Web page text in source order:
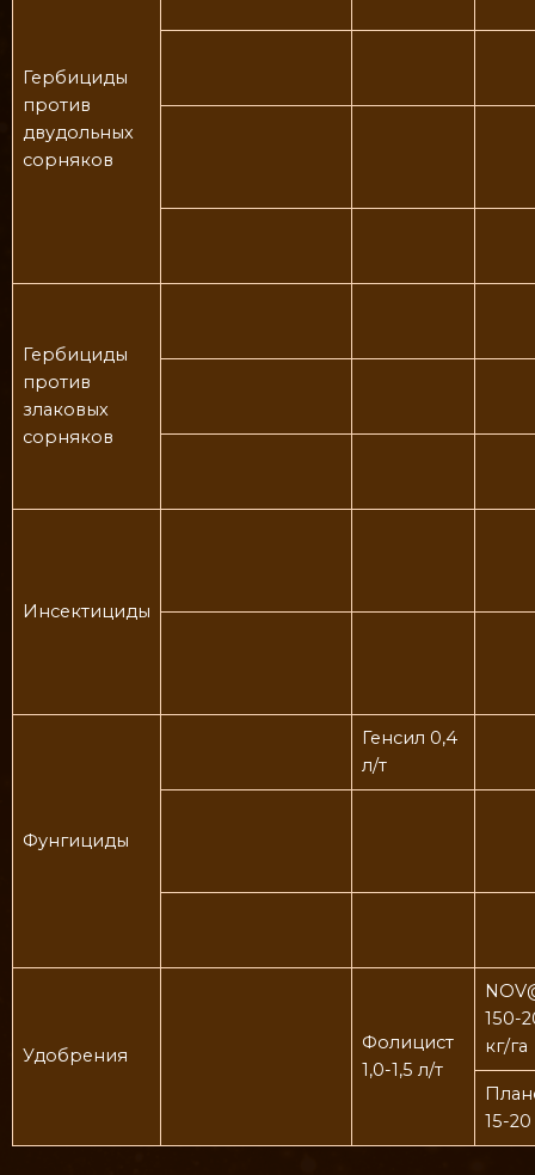
Гербициды
против
двудольных
сорняков
Гербициды
против
злаковых
сорняков
Инсектициды
Фунгициды
Генсил 0,4
л/т
Удобрения
Фолицист
1,0-1,5 л/т
150-
кг/га
15-20